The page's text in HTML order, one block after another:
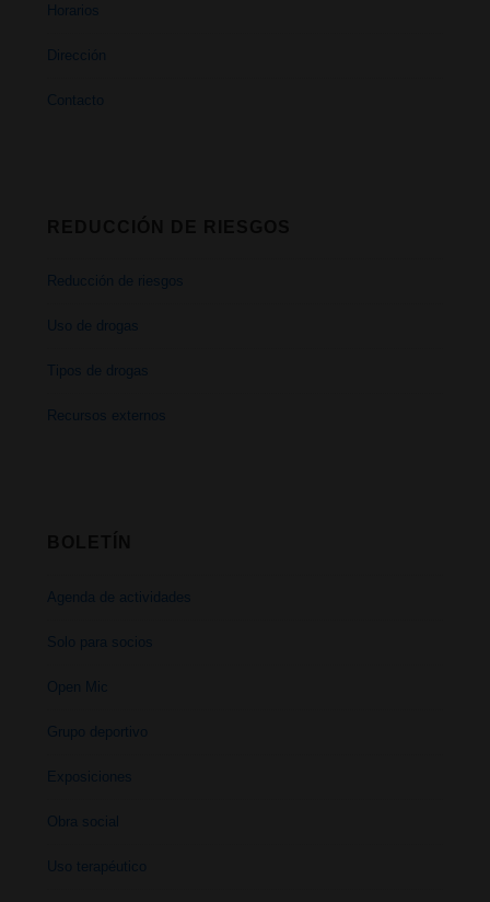
Horarios
Dirección
Contacto
Reducción de riesgos
Uso de drogas
Tipos de drogas
Recursos externos
Agenda de actividades
Solo para socios
Open Mic
Grupo deportivo
Exposiciones
Obra social
Uso terapéutico